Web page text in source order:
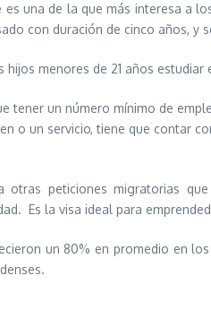
es una de la que más interesa a
con duración de cinco años, y
menores de 21 años estudiar
tener un número mínimo de
o un servicio, tiene que contar
peticiones migratorias
Es la visa ideal para
un 80% en promedio en